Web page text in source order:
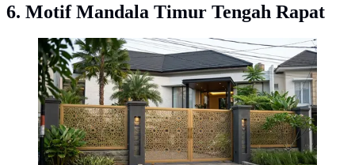
6. Motif Mandala Timur Tengah Rapat